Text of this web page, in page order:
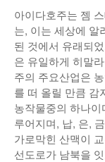
아이다호주는 젬
는, 이는 세상에 알
된 것에서 유래되
은 유일하게 히말
주의 주요산업은
를 떠 올릴 만큼 감
농작물중의 하나
루어지며, 납, 은,
가로막힌 산맥이
선도로가 남북을